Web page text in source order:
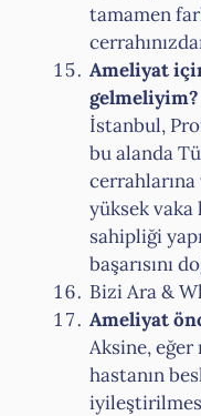
tamamen
Ameliyat
gelmeliyim?
İstanbul,
bu alanda
yüksek
sahipliği
başarısını
Bizi Ara &
Ameliyat
Aksine,
hastanın